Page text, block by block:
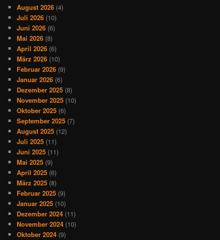
August 2026 (4)
Juli 2026 (10)
Juni 2026 (6)
Mai 2026 (8)
April 2026 (6)
März 2026 (10)
Februar 2026 (9)
Januar 2026 (6)
Dezember 2025 (8)
November 2025 (10)
Oktober 2025 (6)
September 2025 (7)
August 2025 (12)
Juli 2025 (11)
Juni 2025 (11)
Mai 2025 (9)
April 2025 (6)
März 2025 (8)
Februar 2025 (9)
Januar 2025 (10)
Dezember 2024 (11)
November 2024 (10)
Oktober 2024 (9)